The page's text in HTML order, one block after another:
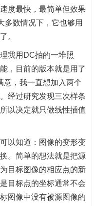
度最快，最简单但效果
多数情况下，它也够用
。
我用 DC拍的一堆照
，目前的版本就是用了
意，我一直想加入两个
经过研究发现三次样条
以决定就只做线性插值
以知道：图像的变形变
。简单的想法就是把源
目标图像的相应点的新
目标点的坐标通常不会
图像中没有被源图像的